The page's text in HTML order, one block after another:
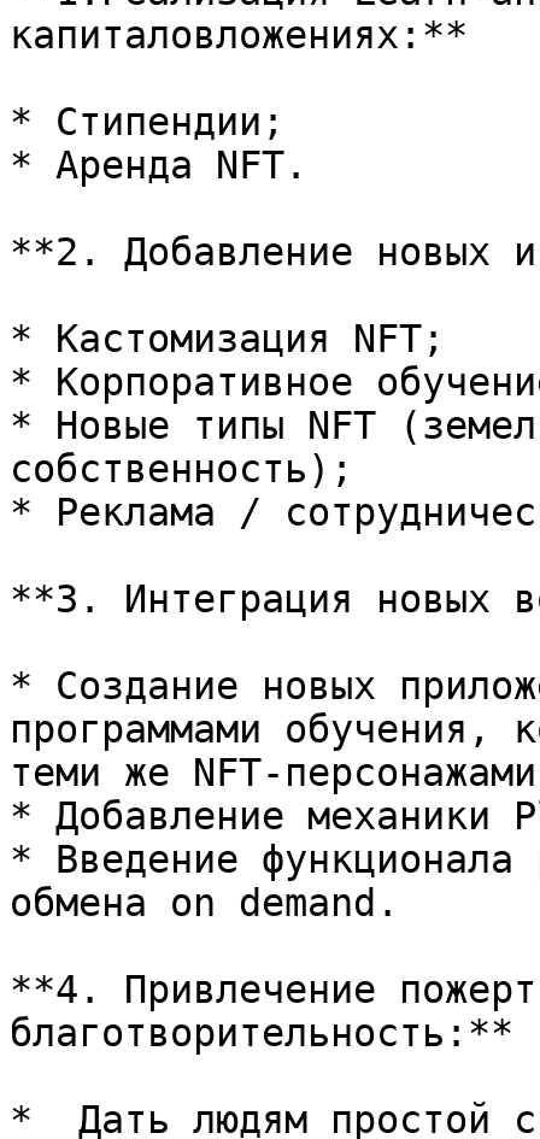
капиталовложениях:**
* Стипендии;
* Аренда NFT.
**2. Добавление новых
* Кастомизация NFT;
* Корпоративное
* Новые типы NFT
собственность);
* Реклама /
**3. Интеграция новых
* Создание новых
программами обучения,
теми же NFT-
* Добавление
* Введение функционала
обмена on demand.
**4. Привлечение
благотворительность:**
*  Дать людям простой